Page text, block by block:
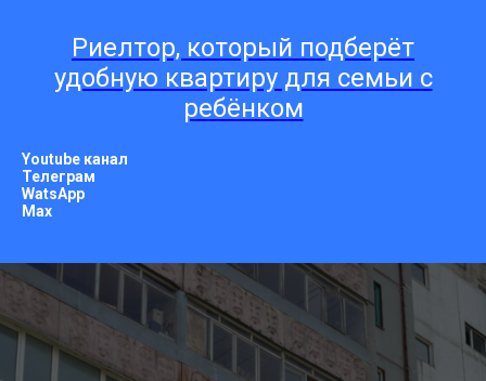
Youtube канал
Телеграм
Риелтор, который подберёт
удобную квартиру для семьи с
ребёнком
WatsApp
Мах